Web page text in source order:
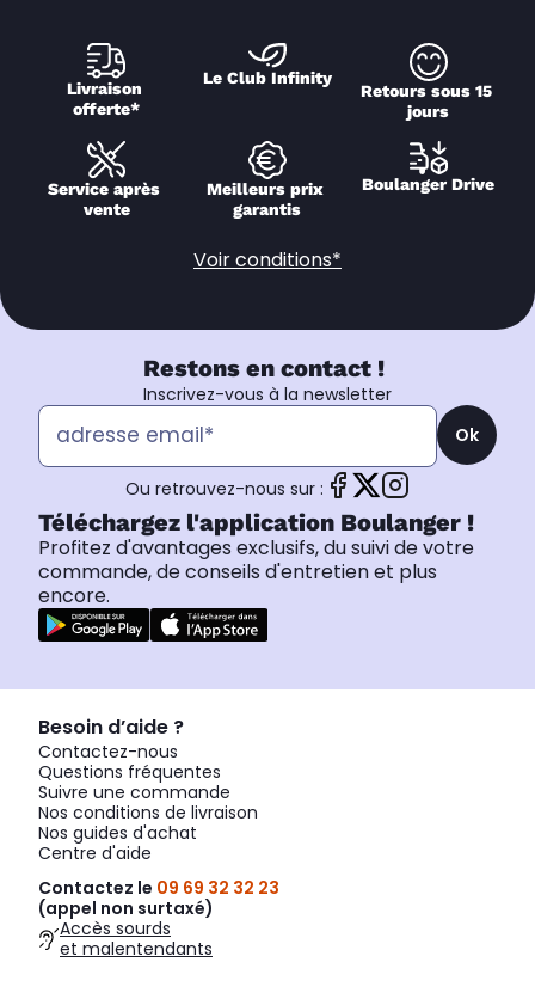
Livraison
offerte*
Le Club Infinity
Retours sous 15
jours
Service après
vente
Meilleurs prix
garantis
Boulanger Drive
Voir conditions*
Restons en contact !
Inscrivez-vous à la newsletter
Ok
Ou retrouvez-nous sur :
Téléchargez l'application Boulanger !
Profitez d'avantages exclusifs, du suivi de votre
commande, de conseils d'entretien et plus
encore.
Besoin d’aide ?
Contactez-nous
Questions fréquentes
Suivre une commande
Nos conditions de livraison
Nos guides d'achat
Centre d'aide
Contactez le 09 69 32 32 23
(appel non surtaxé)
Accès sourds
et malentendants